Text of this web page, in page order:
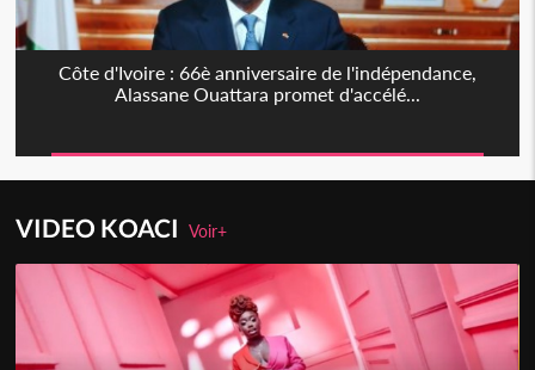
Côte d'Ivoire : 66è anniversaire de l'indépendance,
Alassane Ouattara promet d'accélé...
VIDEO KOACIVoir+